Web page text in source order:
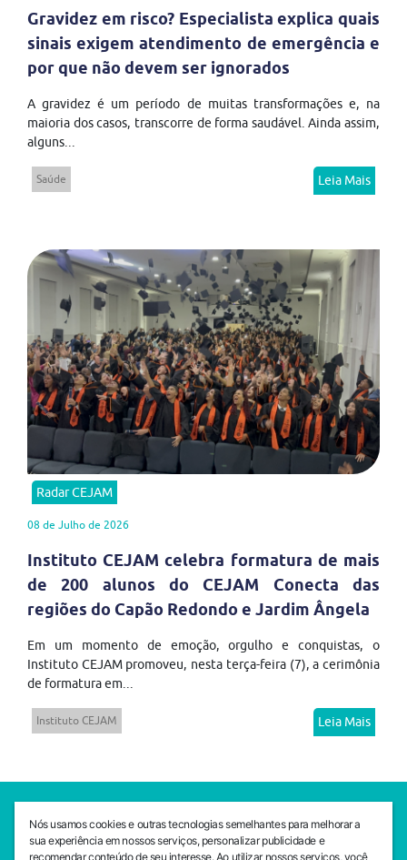
Gravidez em risco? Especialista explica quais
sinais exigem atendimento de emergência e
por que não devem ser ignorados
A gravidez é um período de muitas transformações e, na
maioria dos casos, transcorre de forma saudável. Ainda assim,
alguns...
Saúde Leia Mais
Radar CEJAM
08 de Julho de 2026
Instituto CEJAM celebra formatura de mais
de 200 alunos do CEJAM Conecta das
regiões do Capão Redondo e Jardim Ângela
Em um momento de emoção, orgulho e conquistas, o
Instituto CEJAM promoveu, nesta terça-feira (7), a cerimônia
de formatura em...
Instituto CEJAM Leia Mais
SEDE CEJAM
Av. da Liberdade, 765, Liberdade, São Paulo, 01503-001
(11) 3469 - 1818
Nós usamos cookies e outras tecnologias semelhantes para melhorar a
sua experiência em nossos serviços, personalizar publicidade e
recomendar conteúdo de seu interesse. Ao utilizar nossos serviços, você